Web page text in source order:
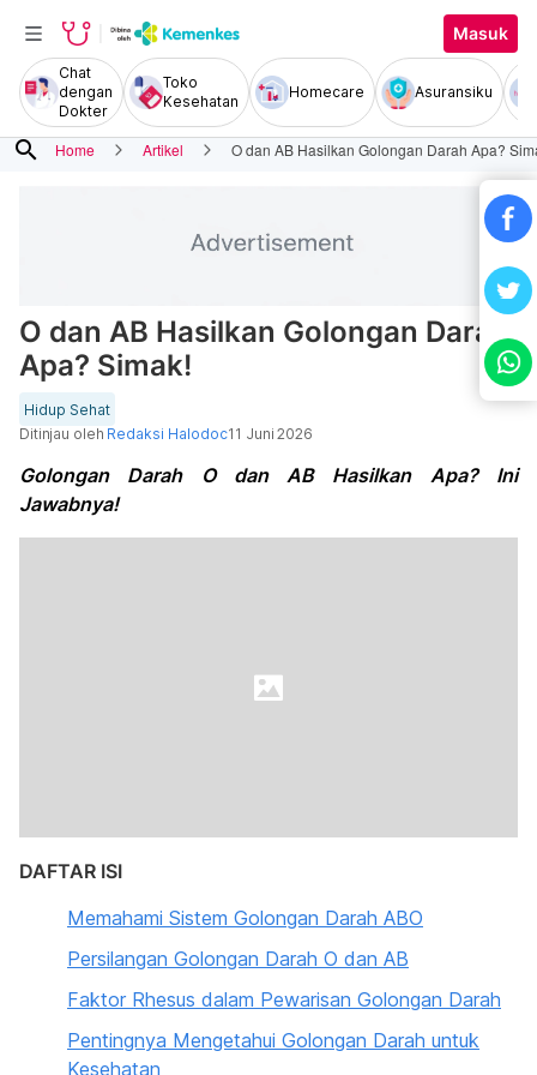
Masuk
Chat
dengan
Dokter
Toko
Kesehatan
Homecare Asuransiku
search Home Artikel O dan AB Hasilkan Golongan Darah Apa?
O dan AB Hasilkan Golongan Darah
Apa? Simak!
Hidup Sehat
Ditinjau oleh Redaksi Halodoc11 Juni 2026
Golongan Darah O dan AB Hasilkan Apa? Ini
Jawabnya!
DAFTAR ISI
Memahami Sistem Golongan Darah ABO
Persilangan Golongan Darah O dan AB
Faktor Rhesus dalam Pewarisan Golongan Darah
Pentingnya Mengetahui Golongan Darah untuk
Kesehatan